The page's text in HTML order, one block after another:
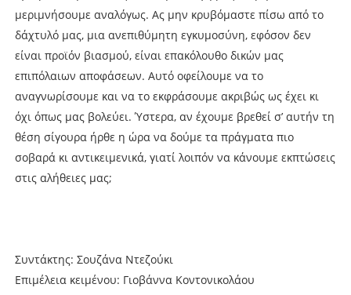
μεριμνήσουμε αναλόγως. Ας μην κρυβόμαστε πίσω από το
δάχτυλό μας, μια ανεπιθύμητη εγκυμοσύνη, εφόσον δεν
είναι προϊόν βιασμού, είναι επακόλουθο δικών μας
επιπόλαιων αποφάσεων. Αυτό οφείλουμε να το
αναγνωρίσουμε και να το εκφράσουμε ακριβώς ως έχει κι
όχι όπως μας βολεύει. Ύστερα, αν έχουμε βρεθεί σ’ αυτήν τη
θέση σίγουρα ήρθε η ώρα να δούμε τα πράγματα πιο
σοβαρά κι αντικειμενικά, γιατί λοιπόν να κάνουμε εκπτώσεις
στις αλήθειες μας;
Συντάκτης: Σουζάνα Ντεζούκι
Επιμέλεια κειμένου: Γιοβάννα Κοντονικολάου